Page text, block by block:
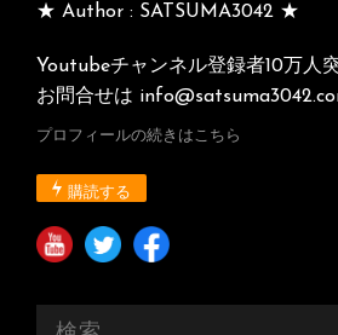
★ Author : SATSUMA3042 ★
Youtubeチャンネル登録者10万人
お問合せは
プロフィールの続きはこちら
購読する